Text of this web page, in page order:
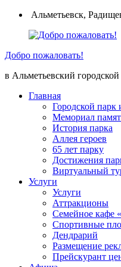
Перейти
содержимому
Альметьевск,
Добро пожаловать!
в Альметьевский
Главная
Городской парк
Мемориал
История парка
Аллея героев
65 лет парку
Достижения
Виртуальный
Услуги
Услуги
Аттракционы
Семейное кафе
Спортивные
Дендрарий
Размещение
Прейскурант